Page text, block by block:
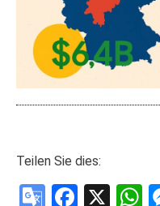
Teilen Sie dies:
Google
X